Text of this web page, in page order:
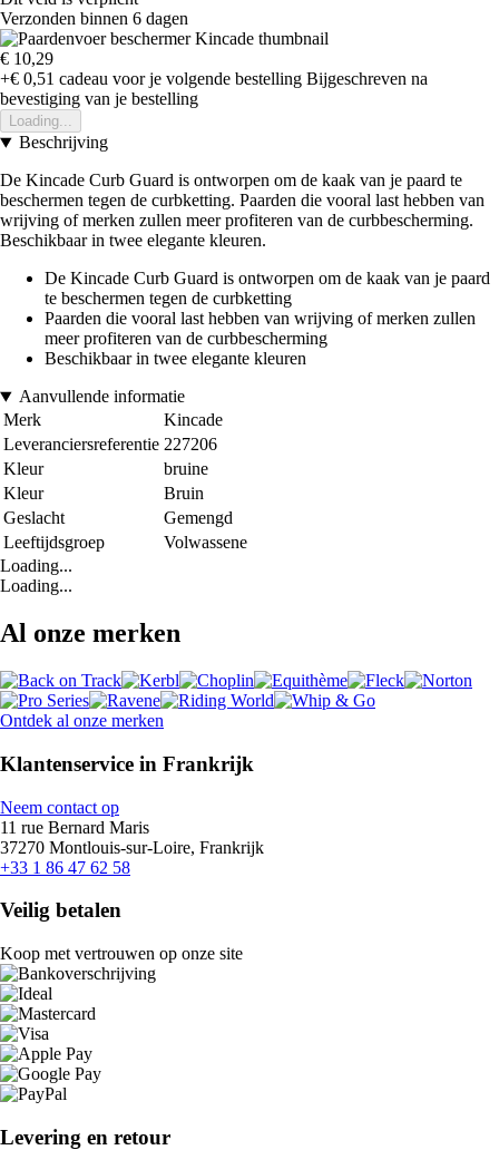
Verzonden binnen 6 dagen
€ 10,29
+€ 0,51 cadeau voor je volgende bestelling Bijgeschreven na
bevestiging van je bestelling
Loading...
Beschrijving
De Kincade Curb Guard is ontworpen om de kaak van je paard te
beschermen tegen de curbketting. Paarden die vooral last hebben van
wrijving of merken zullen meer profiteren van de curbbescherming.
Beschikbaar in twee elegante kleuren.
De Kincade Curb Guard is ontworpen om de kaak van je paard
te beschermen tegen de curbketting
Paarden die vooral last hebben van wrijving of merken zullen
meer profiteren van de curbbescherming
Beschikbaar in twee elegante kleuren
Aanvullende informatie
Merk
Kincade
Leveranciersreferentie 227206
Kleur
bruine
Kleur
Bruin
Geslacht
Gemengd
Leeftijdsgroep
Volwassene
Loading...
Loading...
Al onze merken
Ontdek al onze merken
Klantenservice in Frankrijk
Neem contact op
11 rue Bernard Maris
37270 Montlouis-sur-Loire, Frankrijk
+33 1 86 47 62 58
Veilig betalen
Koop met vertrouwen op onze site
Levering en retour